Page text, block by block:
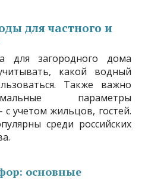
для частного и
для загородного дома
какой водный
Также важно
параметры
с учетом жильцов, гостей.
среди российских
основные